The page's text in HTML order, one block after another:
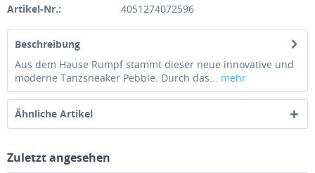
Artikel-Nr.: 4051274072596
Beschreibung
Aus dem Hause Rumpf stammt dieser neue innovative und
moderne Tanzsneaker Pebble. Durch das... mehr
Ähnliche Artikel
Zuletzt angesehen